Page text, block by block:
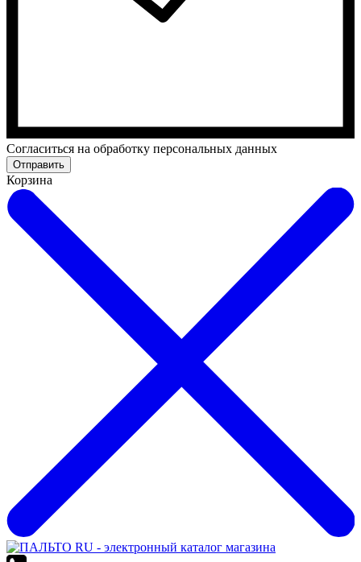
Cогласиться на обработку персональных данных
Отправить
Корзина